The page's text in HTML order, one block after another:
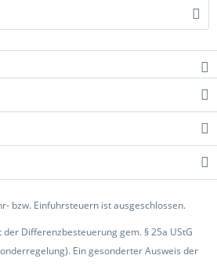
bzw. Einfuhrsteuern ist ausgeschlossen.
Differenzbesteuerung gem. § 25a UStG
Ein gesonderter Ausweis der